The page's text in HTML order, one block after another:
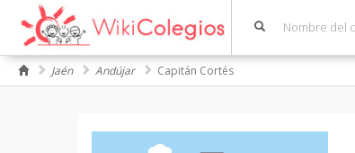
Jaén Andújar Capitán Cortés